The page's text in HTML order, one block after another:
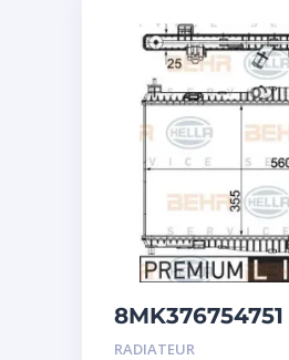
8MK376754751
RADIATEUR